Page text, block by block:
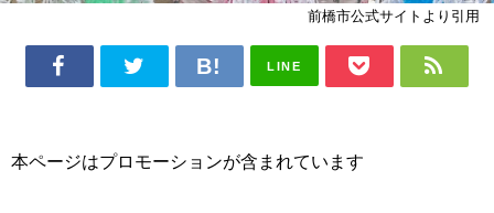
前橋市公式サイトより引用
LINE
本ページはプロモーションが含まれています